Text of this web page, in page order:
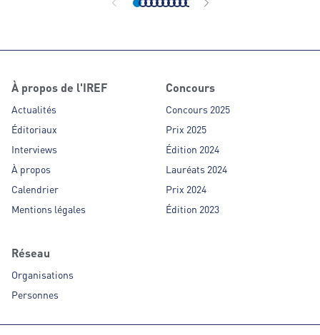
Digitales, joue un rôle clé dans
À propos de l'IREF
Actualités
Éditoriaux
Interviews
À propos
Calendrier
Mentions légales
Concours
Concours 2025
Prix 2025
Édition 2024
Lauréats 2024
Prix 2024
Édition 2023
Réseau
Organisations
Personnes